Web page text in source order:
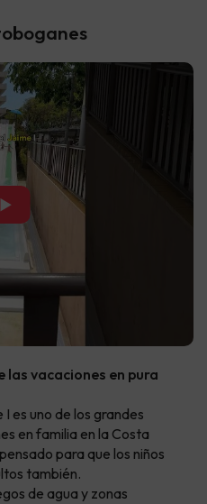
▶
las vacaciones en pura
es uno de los grandes
en familia en la Costa
para que los niños
también.
de agua y zonas